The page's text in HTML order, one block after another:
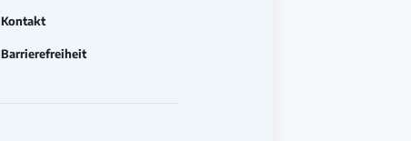
Kontakt
Barrierefreiheit